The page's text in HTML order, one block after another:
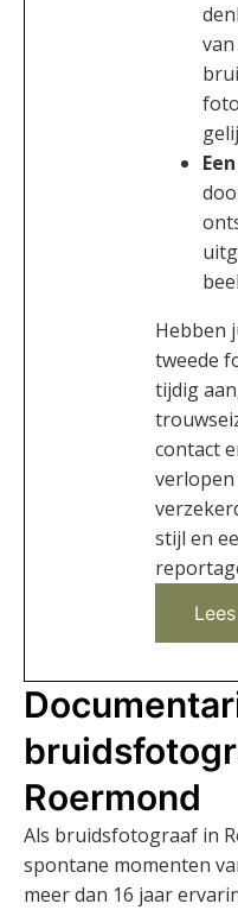
Hebben
tweede
tijdig
contact
verlopen
stijl en
Roermond
Als bruidsfotograaf in
spontane momenten
meer dan 16 jaar